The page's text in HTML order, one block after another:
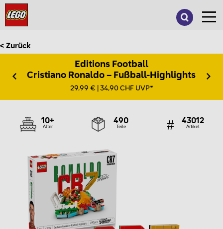
< Zurück
Editions Football
Cristiano Ronaldo – Fußball-Highlights
29,99 € | 34,90 CHF UVP*
10+
Alter
490
Teile
43012
Artikel